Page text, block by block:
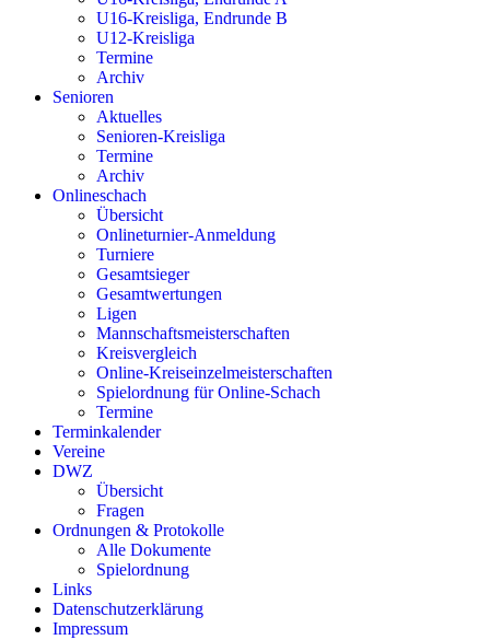
U16-Kreisliga, Endrunde B
U12-Kreisliga
Termine
Archiv
Senioren
Aktuelles
Senioren-Kreisliga
Termine
Archiv
Onlineschach
Übersicht
Onlineturnier-Anmeldung
Turniere
Gesamtsieger
Gesamtwertungen
Ligen
Mannschaftsmeisterschaften
Kreisvergleich
Online-Kreiseinzelmeisterschaften
Spielordnung für Online-Schach
Termine
Terminkalender
Vereine
DWZ
Übersicht
Fragen
Ordnungen & Protokolle
Alle Dokumente
Spielordnung
Links
Datenschutzerklärung
Impressum